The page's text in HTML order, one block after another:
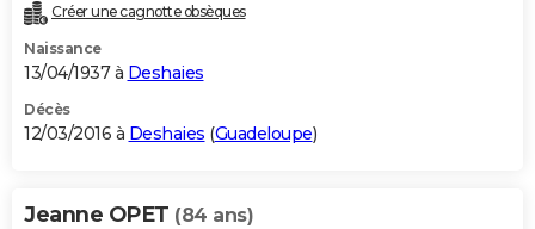
Créer une cagnotte obsèques
Naissance
13/04/1937 à Deshaies
Décès
12/03/2016 à Deshaies (Guadeloupe)
Jeanne OPET (84 ans)